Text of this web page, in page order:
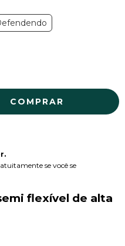
se você se
flexível de alta